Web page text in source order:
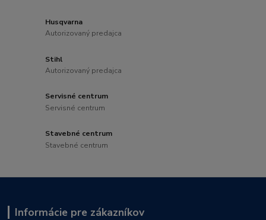
Husqvarna
Autorizovaný predajca
Stihl
Autorizovaný predajca
Servisné centrum
Servisné centrum
Stavebné centrum
Stavebné centrum
Informácie pre zákazníkov